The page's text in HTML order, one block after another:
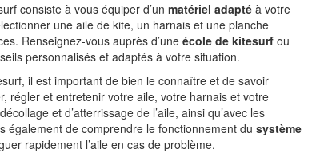
consiste à vous équiper d’un matériel adapté à votre
une aile de kite, un harnais et une planche
Renseignez-vous auprès d’une école de kitesurf ou
personnalisés et adaptés à votre situation.
il est important de bien le connaître et de savoir
régler et entretenir votre aile, votre harnais et votre
et d’atterrissage de l’aile, ainsi qu’avec les
de comprendre le fonctionnement du système
rapidement l’aile en cas de problème.